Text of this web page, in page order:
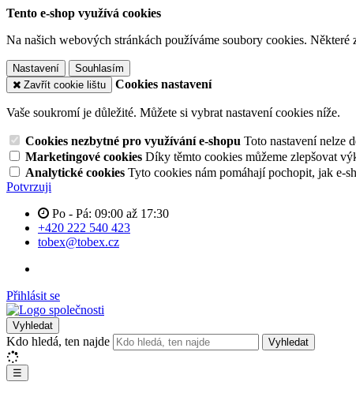
Tento e-shop využívá cookies
Na našich webových stránkách používáme soubory cookies.
Nastavení
Souhlasím
Zavřít cookie lištu
Cookies nastavení
Vaše soukromí je důležité. Můžete si vybrat nastavení cookies níže.
Cookies nezbytné pro využívání e-shopu Toto nastavení nelze
Marketingové cookies Díky těmto cookies můžeme zlepšovat
Analytické cookies Tyto cookies nám pomáhají pochopit, jak e-
Potvrzuji
Po - Pá: 09:00 až 17:30
+420 222 540 423
tobex@tobex.cz
Přihlásit se
Vyhledat
Kdo hledá, ten najde Vyhledat
☰